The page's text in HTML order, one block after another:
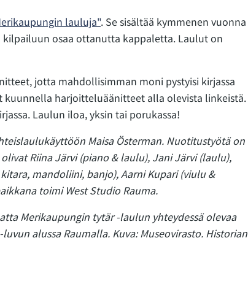
lauluja". Se sisältää kymmenen vuonna
osaa ottanutta kappaletta. Laulut on
jotta mahdollisimman moni pystyisi kirjassa
harjoitteluäänitteet alla olevista linkeistä.
Laulun iloa, yksin tai porukassa!
Maisa Österman. Nuotitustyötä on
Riina Järvi (piano & laulu), Jani Järvi (laulu),
mandoliini, banjo), Aarni Kupari (viulu &
toimi West Studio Rauma.
Merikaupungin tytär -laulun yhteydessä olevaa
alussa Raumalla. Kuva: Museovirasto. Historian